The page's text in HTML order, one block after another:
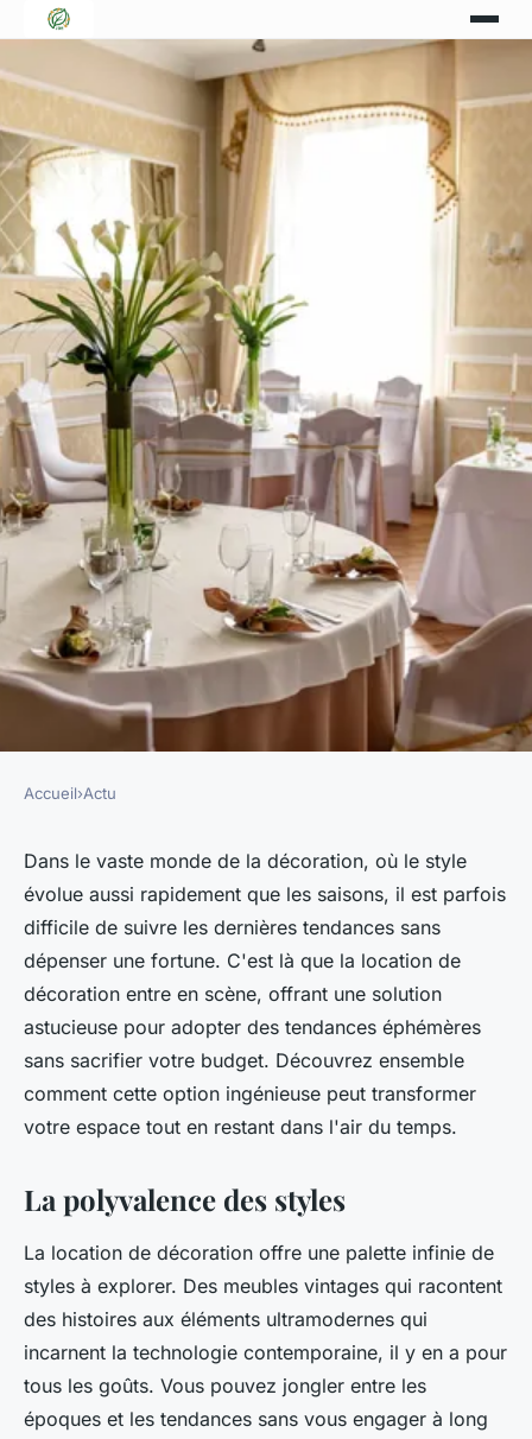
Quelles tendances de
décoration pouvez-vous
adopter grâce à la location ?
felicien•5 décembre 2023•2 min de lecture
Accueil›Actu
Dans le vaste monde de la décoration, où le style
évolue aussi rapidement que les saisons, il est parfois
difficile de suivre les dernières tendances sans
dépenser une fortune. C'est là que la location de
décoration entre en scène, offrant une solution
astucieuse pour adopter des tendances éphémères
sans sacrifier votre budget. Découvrez ensemble
comment cette option ingénieuse peut transformer
votre espace tout en restant dans l'air du temps.
La polyvalence des styles
La location de décoration offre une palette infinie de
styles à explorer. Des meubles vintages qui racontent
des histoires aux éléments ultramodernes qui
incarnent la technologie contemporaine, il y en a pour
tous les goûts. Vous pouvez jongler entre les
époques et les tendances sans vous engager à long